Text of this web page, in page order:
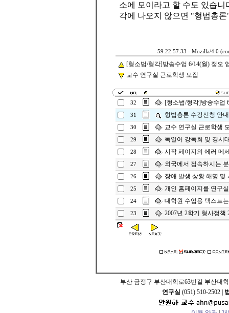
소에 모이라고 할 수도 있습
각에 나오지 않으면 "형법총
59.22.57.33 - Mozilla/4.0
[형소법/형각]방송수업 6/14(월) 정오
교수 연구실 근로학생 모집
32 [형소법/형각]방송수업
31 형법총론 수강신청 안내
30 교수 연구실 근로학생
29 독일어 강독회 및 경시
28 시작 페이지의 에러 메
27 외국에서 접속하시는
26 장애 발생 상황 해명 및
25 개인 홈페이지를 연구
24 대학원 수업용 텍스트
23 2007년 2학기 형사정책
부산 금정구 부산대학로63번길 부산대
연구실 (051) 510-2502 |